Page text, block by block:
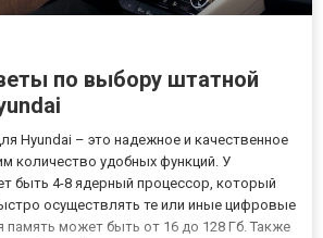
по выбору штатной
Hyundai – это надежное и качественное
количество удобных функций. У
быть 4-8 ядерный процессор, который
осуществлять те или иные цифровые
память может быть от 16 до 128 Гб. Также